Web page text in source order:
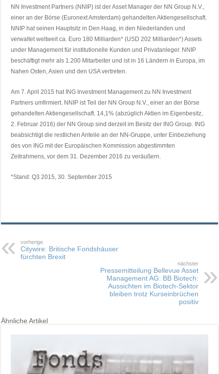
NN Investment Partners (NNIP) ist der Asset Manager der NN Group N.V.,
einer an der Börse (Euronext Amsterdam) gehandelten Aktiengesellschaft.
NNIP hat seinen Hauptsitz in Den Haag, in den Niederlanden und
verwaltet weltweit ca. Euro 180 Milliarden* (USD 202 Milliarden*) Assets
under Management für institutionelle Kunden und Privatanleger. NNIP
beschäftigt mehr als 1.200 Mitarbeiter und ist in 16 Ländern in Europa, im
Nahen Osten, Asien und den USA vertreten.
Am 7. April 2015 hat ING Investment Management zu NN Investment
Partners umfirmiert. NNIP ist Teil der NN Group N.V., einer an der Börse
gehandelten Aktiengesellschaft. 14,1% (abzüglich Aktien im Eigenbesitz,
2. Februar 2016) der NN Group sind derzeit im Besitz der ING Group. ING
beabsichtigt die restlichen Anteile an der NN-Gruppe, unter Einbeziehung
des von ING mit der Europäischen Kommission abgestimmten
Zeitrahmens, vor dem 31. Dezember 2016 zu veräußern.
*Stand: Q3 2015, 30. September 2015
vorherige
Citywire: Britische Fondshäuser
fürchten Brexit
nächster
Pressemitteilung Bellevue Asset
Management AG: BB Biotech:
Aussichten im Biotech-Sektor
bleiben trotz Kurseinbrüchen
positiv
Ähnliche Artikel